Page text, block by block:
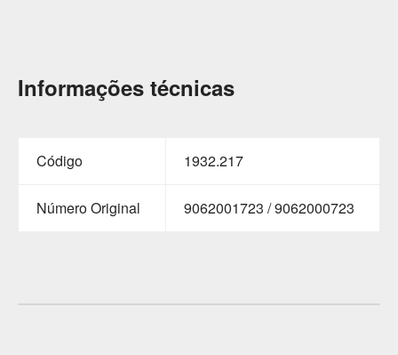
Informações técnicas
Código 1932.217
Número Original 9062001723 / 9062000723